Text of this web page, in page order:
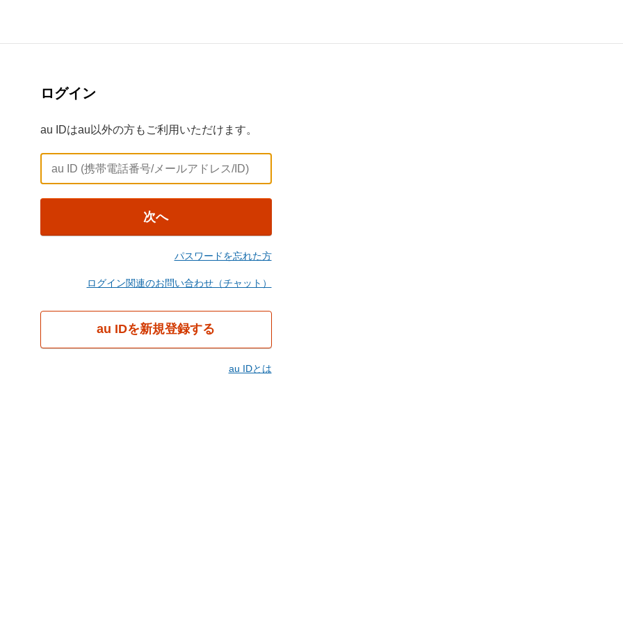
ログイン
au IDはau以外の方もご利用いただけます。
次へ
パスワードを忘れた方
ログイン関連のお問い合わせ（チャット）
au IDを新規登録する
au IDとは